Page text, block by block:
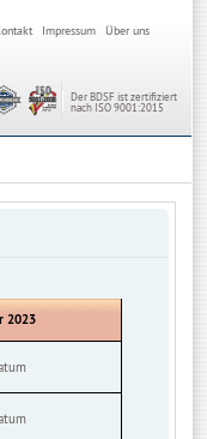
Über uns
Impressum
Der BDSF ist zertifiziert
nach ISO 9001:2015
2023